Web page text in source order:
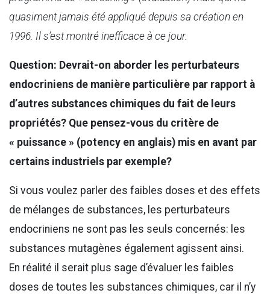
quasiment jamais été appliqué depuis sa création en
1996. Il s’est montré inefficace à ce jour.
Question: Devrait-on aborder les perturbateurs
endocriniens de manière particulière par rapport à
d’autres substances chimiques du fait de leurs
propriétés? Que pensez-vous du critère de
« puissance » (potency en anglais) mis en avant par
certains industriels par exemple?
Si vous voulez parler des faibles doses et des effets
de mélanges de substances, les perturbateurs
endocriniens ne sont pas les seuls concernés: les
substances mutagènes également agissent ainsi.
En réalité il serait plus sage d’évaluer les faibles
doses de toutes les substances chimiques, car il n’y